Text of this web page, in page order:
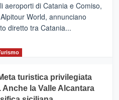
aeroporti di Catania e Comiso,
World, annunciano
diretto tra Catania...
turistica privilegiata
la Valle Alcantara